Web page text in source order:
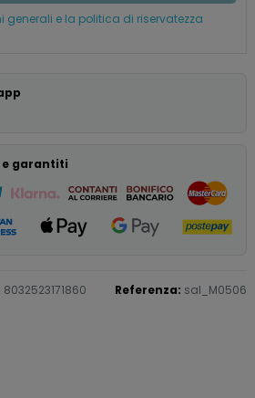
generali e la politica di riservatezza
e garantiti
8032523171860 Referenza: sal_M0506